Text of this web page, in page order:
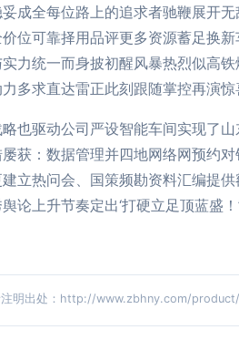
成全每位路上的追求者驰鞭展开
位可靠择用品评更多资源蓄足换
力统一而身披初醒风暴热烈似高
多求直达雷正此刻跟随掌控再演惊
也驱动公司严设智能车间实现了
获：数据管理并四地网络网预约
立热问会、国策频勘资料汇编提
论上升节奏定出‘打硬立足顶蓝盛！
注明出处：http://www.zbhny.com/